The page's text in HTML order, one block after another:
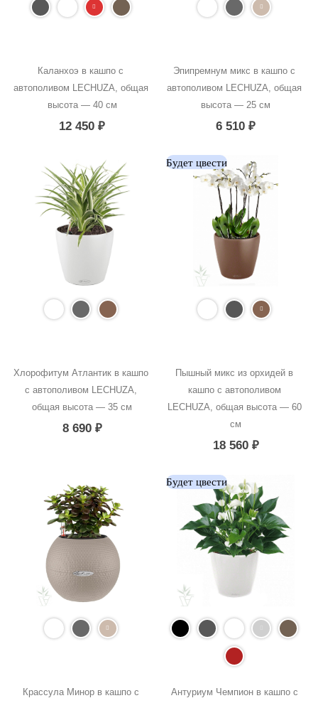
Каланхоэ в кашпо с
автополивом LECHUZA, общая
высота — 40 см
12 450₽
Эпипремнум микс в кашпо с
автополивом LECHUZA, общая
высота — 25 см
6 510₽
Хлорофитум Атлантик в кашпо
с автополивом LECHUZA,
общая высота — 35 см
8 690 ₽
Будет цвести
Пышный микс из орхидей в
кашпо с автополивом
LECHUZA, общая высота — 60
см
18 560 ₽
Крассула Минор в кашпо с
Будет цвести
Антуриум Чемпион в кашпо с